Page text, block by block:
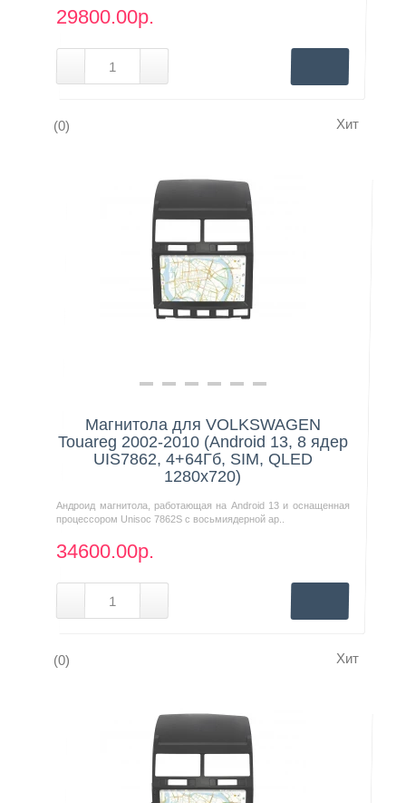
29800.00р.
(0) Хит
Нашли дешевле?
Магнитола для VOLKSWAGEN
Touareg 2002-2010 (Android 13, 8 ядер
UIS7862, 4+64Гб, SIM, QLED
1280x720)
Андроид магнитола, работающая на Android 13 и оснащенная
процессором Unisoc 7862S с восьмиядерной ар..
34600.00р.
(0) Хит